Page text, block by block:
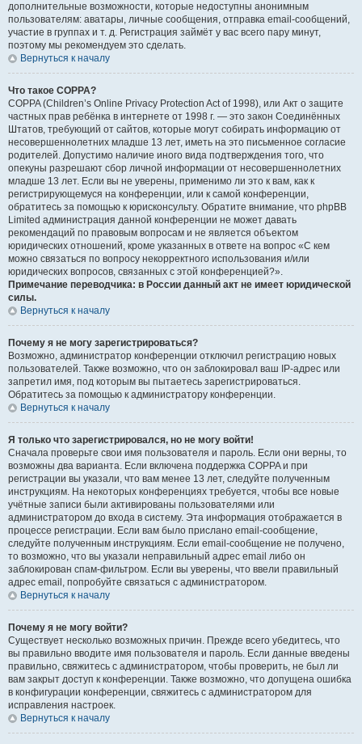
дополнительные возможности, которые недоступны анонимным
пользователям: аватары, личные сообщения, отправка email-сообщений,
участие в группах и т. д. Регистрация займёт у вас всего пару минут,
поэтому мы рекомендуем это сделать.
Вернуться к началу
Что такое COPPA?
COPPA (Children’s Online Privacy Protection Act of 1998), или Акт о защите
частных прав ребёнка в интернете от 1998 г. — это закон Соединённых
Штатов, требующий от сайтов, которые могут собирать информацию от
несовершеннолетних младше 13 лет, иметь на это письменное согласие
родителей. Допустимо наличие иного вида подтверждения того, что
опекуны разрешают сбор личной информации от несовершеннолетних
младше 13 лет. Если вы не уверены, применимо ли это к вам, как к
регистрирующемуся на конференции, или к самой конференции,
обратитесь за помощью к юрисконсульту. Обратите внимание, что phpBB
Limited администрация данной конференции не может давать
рекомендаций по правовым вопросам и не является объектом
юридических отношений, кроме указанных в ответе на вопрос «С кем
можно связаться по вопросу некорректного использования и/или
юридических вопросов, связанных с этой конференцией?».
Примечание переводчика: в России данный акт не имеет юридической
силы.
Вернуться к началу
Почему я не могу зарегистрироваться?
Возможно, администратор конференции отключил регистрацию новых
пользователей. Также возможно, что он заблокировал ваш IP-адрес или
запретил имя, под которым вы пытаетесь зарегистрироваться.
Обратитесь за помощью к администратору конференции.
Вернуться к началу
Я только что зарегистрировался, но не могу войти!
Сначала проверьте свои имя пользователя и пароль. Если они верны, то
возможны два варианта. Если включена поддержка COPPA и при
регистрации вы указали, что вам менее 13 лет, следуйте полученным
инструкциям. На некоторых конференциях требуется, чтобы все новые
учётные записи были активированы пользователями или
администратором до входа в систему. Эта информация отображается в
процессе регистрации. Если вам было прислано email-сообщение,
следуйте полученным инструкциям. Если email-сообщение не получено,
то возможно, что вы указали неправильный адрес email либо он
заблокирован спам-фильтром. Если вы уверены, что ввели правильный
адрес email, попробуйте связаться с администратором.
Вернуться к началу
Почему я не могу войти?
Существует несколько возможных причин. Прежде всего убедитесь, что
вы правильно вводите имя пользователя и пароль. Если данные введены
правильно, свяжитесь с администратором, чтобы проверить, не был ли
вам закрыт доступ к конференции. Также возможно, что допущена ошибка
в конфигурации конференции, свяжитесь с администратором для
исправления настроек.
Вернуться к началу